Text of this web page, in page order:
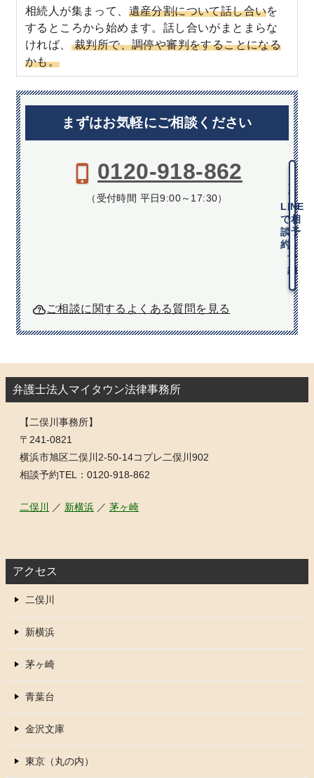
相続人が集まって、 遺産分割について話し合いを
するところから始めます。話し合いがまとまらな
ければ、 裁判所で、調停や審判をすることになる
かも。
まずはお気軽にご相談ください
0120-918-862
（受付時間 平日9:00～17:30）
メ
ー
ル
で
相
談
予
約
LINE
で相
談予
約
ご相談に関するよくある質問を見る
弁護士法人マイタウン法律事務所
【二俣川事務所】
〒241-0821
横浜市旭区二俣川2-50-14コプレ二俣川902
相談予約TEL：0120-918-862
二俣川 ／ 新横浜 ／ 茅ヶ崎
アクセス
二俣川
新横浜
茅ヶ崎
青葉台
金沢文庫
東京（丸の内）